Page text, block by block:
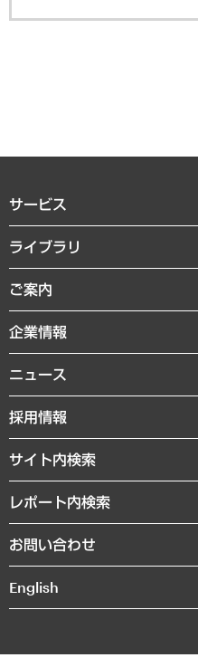
サービス
経営戦略
組織・人事戦略
デジタルイノベーション
共生・ダイバーシティ
GRC（ガバナンス・リスク・コンプ
経済・産業・雇用・労働
まちづくり・観光・交通・スポーツ・
自然資源・農林水産業・食料システム
ライブラリ
経済調査
レポート
コラム
経営用語集
受託・受注実績（官公庁関連）
メディア掲載・出演
ご案内
セミナー・イベント情報
MUFGビジネスセミナー
受託案件情報
企業情報
私たちの想い
社長メッセージ
会社概要
沿革
組織図・本部部室紹介
インドネシア現地法人
個人情報保護方針
ニュース
ニュースリリース
お知らせ
採用情報
サイト内検索
レポート内検索
お問い合わせ
English